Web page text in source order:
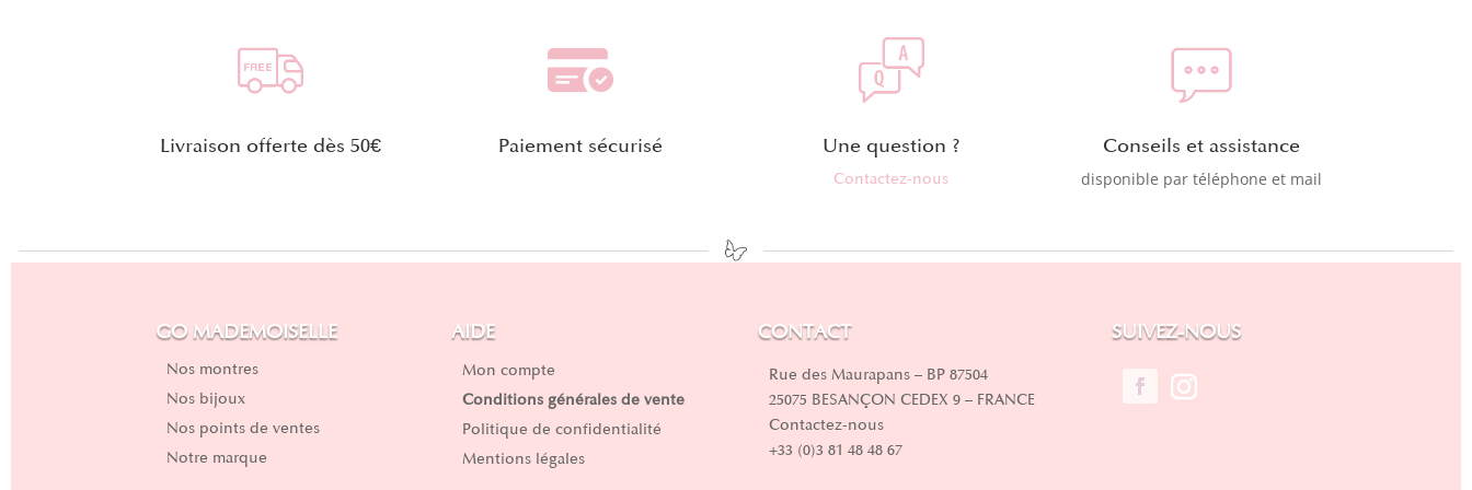
Livraison offerte dès 50€ Paiement sécurisé Une question ?
Contactez-nous
Conseils et assistance
disponible par téléphone et mail
GO MADEMOISELLE
Nos montres
Nos bijoux
Nos points de ventes
Notre marque
AIDE
Mon compte
Conditions générales de vente
Politique de confidentialité
Mentions légales
CONTACT
Rue des Maurapans – BP 87504
25075 BESANÇON CEDEX 9 – FRANCE
Contactez-nous
+33 (0)3 81 48 48 67
SUIVEZ-NOUS